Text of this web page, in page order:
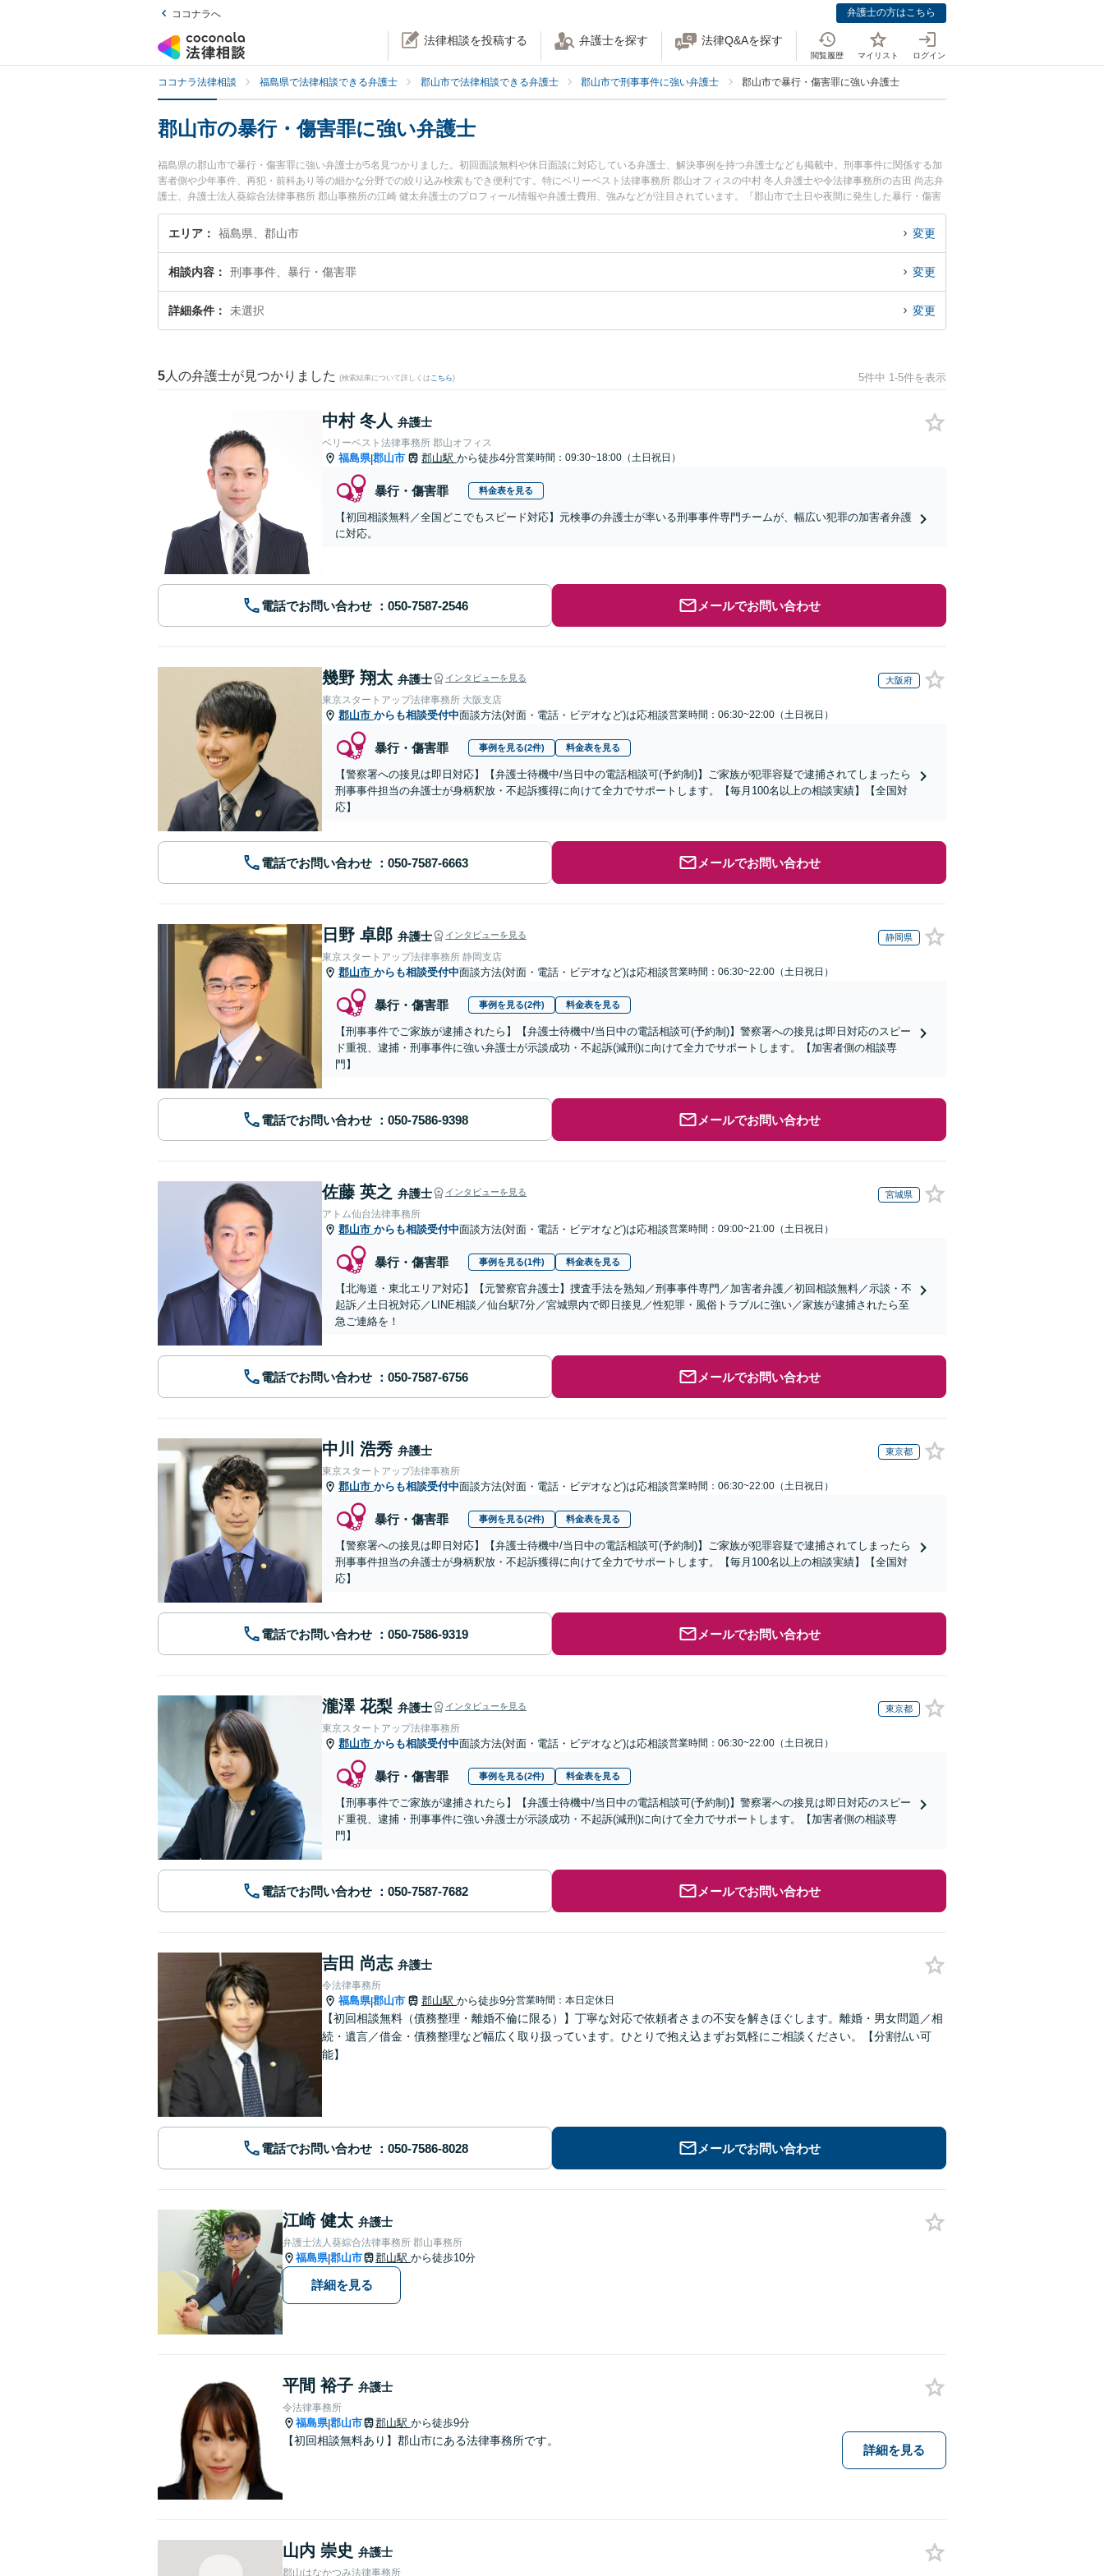
ココナラへ 弁護士の方はこちら
法律相談を投稿する 弁護士を探す 法律Q&Aを探す
閲覧履歴 マイリスト ログイン
ココナラ法律相談 福島県で法律相談できる弁護士 郡山市で法律相談できる弁護士 郡山市で刑事事件に強い弁護士 郡山市で暴行・傷害罪に強い弁護士
郡山市の暴行・傷害罪に強い弁護士
福島県の郡山市で暴行・傷害罪に強い弁護士が5名見つかりました。初回面談無料や休日面談に対応している弁護士、解決事例を持つ弁護士なども掲載中。刑事事件に関係する加
害者側や少年事件、再犯・前科あり等の細かな分野での絞り込み検索もでき便利です。特にベリーベスト法律事務所 郡山オフィスの中村 冬人弁護士や令法律事務所の吉田 尚志弁
護士、弁護士法人葵綜合法律事務所 郡山事務所の江崎 健太弁護士のプロフィール情報や弁護士費用、強みなどが注目されています。『郡山市で土日や夜間に発生した暴行・傷害
罪のトラブルを今すぐに弁護士に相談したい』『暴行・傷害罪のトラブル解決の実績豊富な近くの弁護士を検索したい』『初回相談無料で暴行・傷害罪を法律相談できる郡山市内
の弁護士に相談予約したい』などでお困りの相談者さんにおすすめです。
エリア 福島県、郡山市 変更
相談内容 刑事事件、暴行・傷害罪 変更
詳細条件 未選択 変更
5 人の弁護士が見つかりました (検索結果について詳しくは こちら) 5件中 1-5件を表示
中村 冬人 弁護士
ベリーベスト法律事務所 郡山オフィス
福島県|郡山市 郡山駅 から徒歩4分営業時間：09:30~18:00（土日祝日）
暴行・傷害罪 料金表を見る
【初回相談無料／全国どこでもスピード対応】元検事の弁護士が率いる刑事事件専門チームが、幅広い犯罪の加害者弁護
に対応。
電話でお問い合わせ メールでお問い合わせ
幾野 翔太 弁護士 インタビューを見る 大阪府
東京スタートアップ法律事務所 大阪支店
郡山市 からも相談受付中面談方法(対面・電話・ビデオなど)は応相談営業時間：06:30~22:00（土日祝日）
暴行・傷害罪 事例を見る(2件) 料金表を見る
【警察署への接見は即日対応】【弁護士待機中/当日中の電話相談可(予約制)】ご家族が犯罪容疑で逮捕されてしまったら
刑事事件担当の弁護士が身柄釈放・不起訴獲得に向けて全力でサポートします。【毎月100名以上の相談実績】【全国対
応】
電話でお問い合わせ メールでお問い合わせ
日野 卓郎 弁護士 インタビューを見る 静岡県
東京スタートアップ法律事務所 静岡支店
郡山市 からも相談受付中面談方法(対面・電話・ビデオなど)は応相談営業時間：06:30~22:00（土日祝日）
暴行・傷害罪 事例を見る(2件) 料金表を見る
【刑事事件でご家族が逮捕されたら】【弁護士待機中/当日中の電話相談可(予約制)】警察署への接見は即日対応のスピー
ド重視、逮捕・刑事事件に強い弁護士が示談成功・不起訴(減刑)に向けて全力でサポートします。【加害者側の相談専
門】
電話でお問い合わせ メールでお問い合わせ
佐藤 英之 弁護士 インタビューを見る 宮城県
アトム仙台法律事務所
郡山市 からも相談受付中面談方法(対面・電話・ビデオなど)は応相談営業時間：09:00~21:00（土日祝日）
暴行・傷害罪 事例を見る(1件) 料金表を見る
【北海道・東北エリア対応】【元警察官弁護士】捜査手法を熟知／刑事事件専門／加害者弁護／初回相談無料／示談・不
起訴／土日祝対応／LINE相談／仙台駅7分／宮城県内で即日接見／性犯罪・風俗トラブルに強い／家族が逮捕されたら至
急ご連絡を！
電話でお問い合わせ メールでお問い合わせ
中川 浩秀 弁護士 東京都
東京スタートアップ法律事務所
郡山市 からも相談受付中面談方法(対面・電話・ビデオなど)は応相談営業時間：06:30~22:00（土日祝日）
暴行・傷害罪 事例を見る(2件) 料金表を見る
【警察署への接見は即日対応】【弁護士待機中/当日中の電話相談可(予約制)】ご家族が犯罪容疑で逮捕されてしまったら
刑事事件担当の弁護士が身柄釈放・不起訴獲得に向けて全力でサポートします。【毎月100名以上の相談実績】【全国対
応】
電話でお問い合わせ メールでお問い合わせ
瀧澤 花梨 弁護士 インタビューを見る 東京都
東京スタートアップ法律事務所
郡山市 からも相談受付中面談方法(対面・電話・ビデオなど)は応相談営業時間：06:30~22:00（土日祝日）
暴行・傷害罪 事例を見る(2件) 料金表を見る
【刑事事件でご家族が逮捕されたら】【弁護士待機中/当日中の電話相談可(予約制)】警察署への接見は即日対応のスピー
ド重視、逮捕・刑事事件に強い弁護士が示談成功・不起訴(減刑)に向けて全力でサポートします。【加害者側の相談専
門】
電話でお問い合わせ メールでお問い合わせ
吉田 尚志 弁護士
令法律事務所
福島県|郡山市 郡山駅 から徒歩9分営業時間：本日定休日
【初回相談無料（債務整理・離婚不倫に限る）】丁寧な対応で依頼者さまの不安を解きほぐします。離婚・男女問題／相
続・遺言／借金・債務整理など幅広く取り扱っています。ひとりで抱え込まずお気軽にご相談ください。【分割払い可
能】
電話でお問い合わせ メールでお問い合わせ
江崎 健太 弁護士
弁護士法人葵綜合法律事務所 郡山事務所
福島県|郡山市 郡山駅 から徒歩10分
詳細を見る
平間 裕子 弁護士
令法律事務所
福島県|郡山市 郡山駅 から徒歩9分
【初回相談無料あり】郡山市にある法律事務所です。
詳細を見る
山内 崇史 弁護士
郡山はなかつみ法律事務所